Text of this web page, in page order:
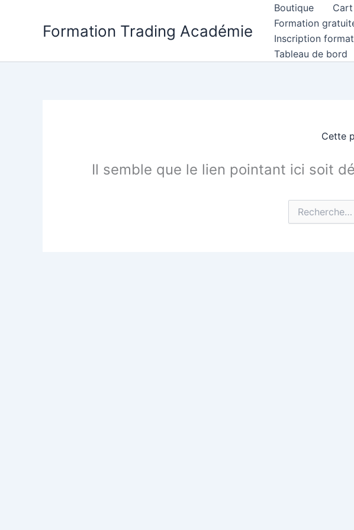
Formation Trading Académie
Boutique Cart
Formation
Inscription
Tableau de bord
Cette
Il semble que le lien pointant ici soit
Rechercher :